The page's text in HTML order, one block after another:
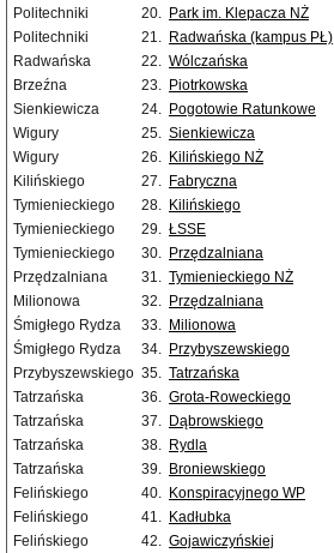
Politechniki 20. Park im. Klepacza NŻ
Politechniki
21. Radwańska (kampus PŁ)
Radwańska
22. Wólczańska
Brzeźna
23. Piotrkowska
Sienkiewicza
24. Pogotowie Ratunkowe
Wigury
25. Sienkiewicza
Wigury
26. Kilińskiego NŻ
Kilińskiego
27. Fabryczna
Tymienieckiego
28. Kilińskiego
Tymienieckiego
29. ŁSSE
Tymienieckiego
30. Przędzalniana
Przędzalniana
31. Tymienieckiego NŻ
Milionowa
32. Przędzalniana
Śmigłego Rydza
33. Milionowa
Śmigłego Rydza
34. Przybyszewskiego
Przybyszewskiego 35. Tatrzańska
Tatrzańska
36. Grota-Roweckiego
Tatrzańska
37. Dąbrowskiego
Tatrzańska
38. Rydla
Tatrzańska
39. Broniewskiego
Felińskiego
40. Konspiracyjnego WP
Felińskiego
41. Kadłubka
Felińskiego
42. Gojawiczyńskiej